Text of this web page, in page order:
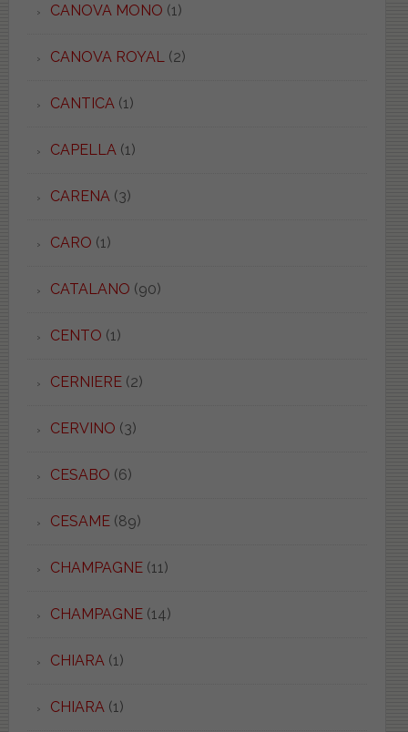
CANOVA MONO (1)
CANOVA ROYAL(2)
CANTICA(1)
CAPELLA(1)
CARENA(3)
CARO (1)
CATALANO (90)
CENTO (1)
CERNIERE(2)
CERVINO (3)
CESABO (6)
CESAME(89)
CHAMPAGNE(11)
CHAMPAGNE(14)
CHIARA(1)
CHIARA(1)